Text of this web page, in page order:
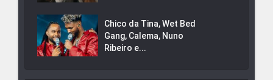
Chico da Tina, Wet Bed
Gang, Calema, Nuno
Ribeiro e...